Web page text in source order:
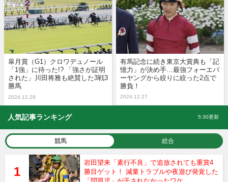
皐月賞（G1）クロワデュノール
「1強」に待った!? 「強さが証明
された」川田将雅も絶賛した3戦3
勝馬
2024.12.29
有馬記念に続き東京大賞典も「記
憶力」が決め手…最強フォーエバ
ーヤングから絞りに絞った2点で
勝負！
2024.12.27
人気記事ランキング 5:30更新
競馬 総合
岩田望来「素行不良」で追放されても重賞4
勝目ゲット！ 減量トラブルや夜遊び発覚した